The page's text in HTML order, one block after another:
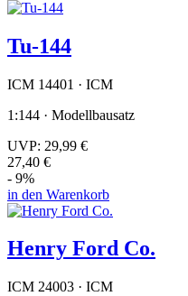
Tu-144
ICM 14401 · ICM
1:144 · Modellbausatz
UVP: 29,99 €
27,40 €
- 9%
in den Warenkorb
Henry Ford Co.
ICM 24003 · ICM